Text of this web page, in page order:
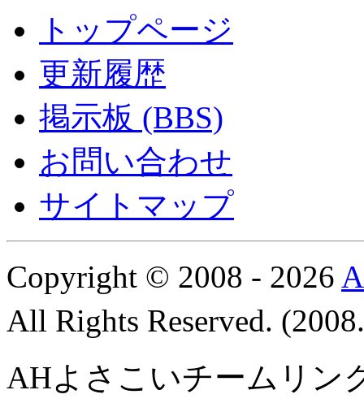
トップページ
更新履歴
掲示板 (BBS)
お問い合わせ
サイトマップ
Copyright © 2008 - 2026
All Rights Reserved.
AHよさこいチームリン